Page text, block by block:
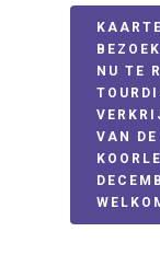
NU TE
VAN